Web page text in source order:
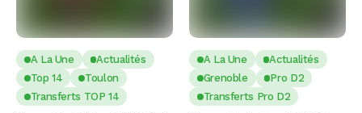
A La Une
Actualités
Top 14
Toulon
Transferts TOP 14
A La Une
Actualités
Grenoble
Pro D2
Transferts Pro D2